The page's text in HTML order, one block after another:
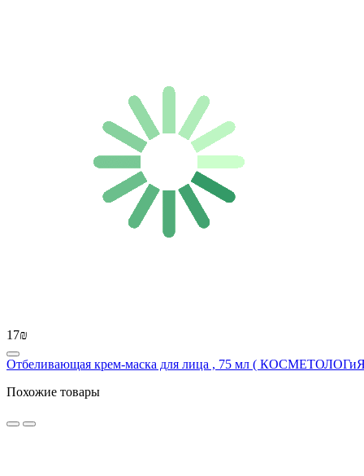
17₪
Отбеливающая крем-маска для лица , 75 мл (
Похожие товары